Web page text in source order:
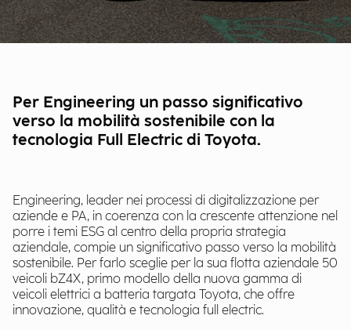
Per Engineering un passo significativo
verso la mobilità sostenibile con la
tecnologia Full Electric di Toyota.
Engineering, leader nei processi di digitalizzazione per
aziende e PA, in coerenza con la crescente attenzione nel
porre i temi ESG al centro della propria strategia
aziendale, compie un significativo passo verso la mobilità
sostenibile. Per farlo sceglie per la sua flotta aziendale 50
veicoli bZ4X, primo modello della nuova gamma di
veicoli elettrici a batteria targata Toyota, che offre
innovazione, qualità e tecnologia full electric.